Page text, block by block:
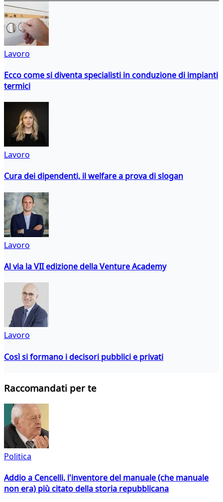
Lavoro
Ecco come si diventa specialisti in conduzione di impianti
termici
Lavoro
Cura dei dipendenti, il welfare a prova di slogan
Lavoro
Al via la VII edizione della Venture Academy
Lavoro
Così si formano i decisori pubblici e privati
Raccomandati per te
Politica
Addio a Cencelli, l'inventore del manuale (che manuale
non era) più citato della storia repubblicana